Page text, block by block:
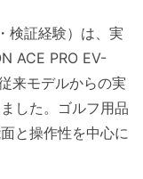
）
テップ）
な運用
用に基づく）
りたい疑問の
検証経験）は、実
ACE PRO EV-
来モデルからの実
した。ゴルフ用品
と操作性を中心に